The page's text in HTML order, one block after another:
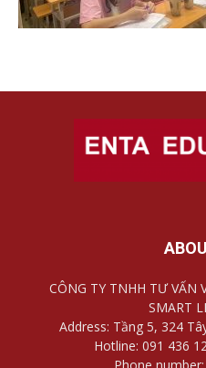
CÔNG TY TNHH TƯ VẤN
SMART
Address: Tầng 5, 324
Hotline: 091 436